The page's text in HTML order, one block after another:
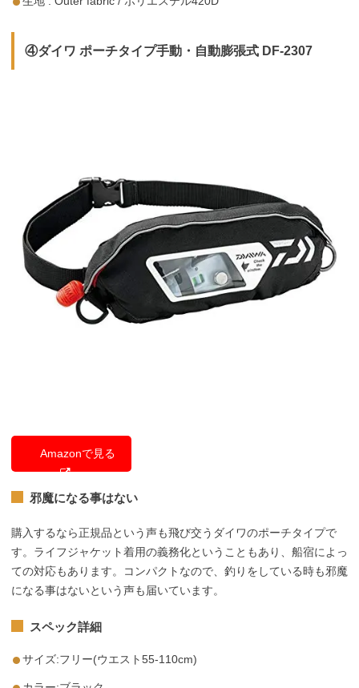
④ダイワ ポーチタイプ手動・自動膨張式 DF-2307
Amazonで見る
邪魔になる事はない
購入するなら正規品という声も飛び交うダイワのポーチタイプで
す。ライフジャケット着用の義務化ということもあり、船宿によっ
ての対応もあります。コンパクトなので、釣りをしている時も邪魔
になる事はないという声も届いています。
スペック詳細
サイズ:フリー(ウエスト55-110cm)